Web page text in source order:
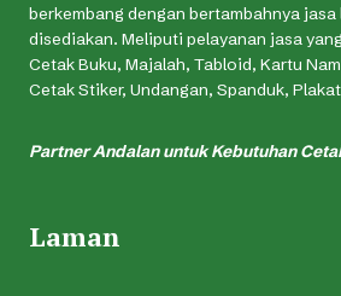
berkembang dengan bertambahnya jasa
disediakan. Meliputi pelayanan jasa
Cetak Buku, Majalah, Tabloid, Kartu
Cetak Stiker, Undangan, Spanduk,
Partner Andalan untuk Kebutuhan
Laman